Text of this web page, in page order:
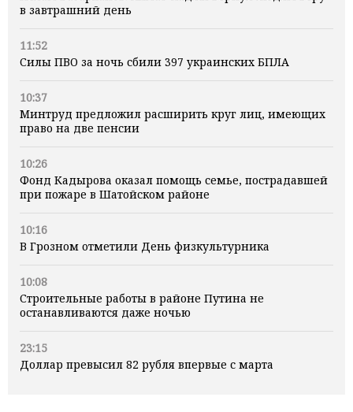
в завтрашний день
11:52
Силы ПВО за ночь сбили 397 украинских БПЛА
10:37
Минтруд предложил расширить круг лиц, имеющих
право на две пенсии
10:26
Фонд Кадырова оказал помощь семье, пострадавшей
при пожаре в Шатойском районе
10:16
В Грозном отметили День физкультурника
10:08
Строительные работы в районе Путина не
останавливаются даже ночью
23:15
Доллар превысил 82 рубля впервые с марта